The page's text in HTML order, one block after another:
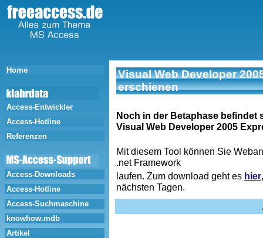
Home
Access-Entwickler
Access-Hotline
Referenzen
Access-Downloads
Access-Hotline
Access-Suchmaschine
knowhow.mdb
Artikel
Visual Web Developer
erschienen
Noch in der Betaphase befindet
Visual Web Developer 2005
Mit diesem Tool können Sie
.net Framework
laufen. Zum download geht es hier
nächsten Tagen.